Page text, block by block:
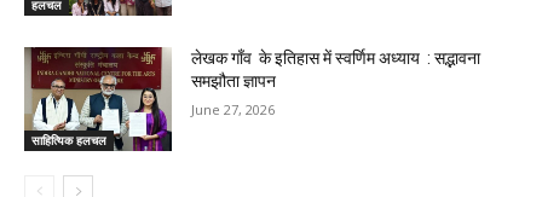
हलचल
साहित्यिक हलचल
लेखक गाँव के इतिहास में स्वर्णिम अध्याय : सद्भावना
समझौता ज्ञापन
June 27, 2026